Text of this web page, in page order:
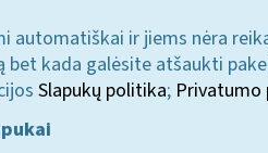
automatiškai ir jiems nėra
bet kada galėsite atšaukti
Slapukų politika; Privatumo